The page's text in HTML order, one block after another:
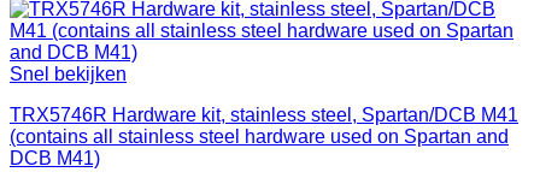
Snel bekijken
TRX5746R Hardware kit, stainless steel, Spartan/DCB M41
(contains all stainless steel hardware used on Spartan and
DCB M41)